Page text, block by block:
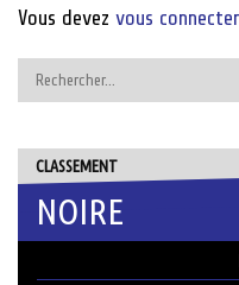
Vous devez vous connecter
CLASSEMENT
NOIRE